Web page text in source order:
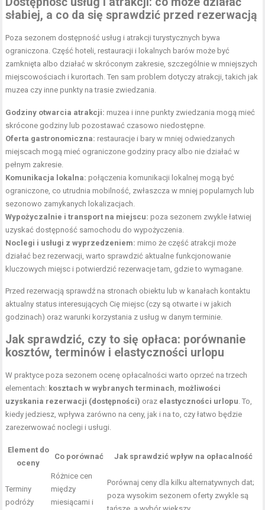
słabiej, a co da się sprawdzić przed rezerwacją
Poza sezonem dostępność usług i atrakcji turystycznych bywa
ograniczona. Część hoteli, restauracji i lokalnych barów może być
zamknięta albo działać w skróconym zakresie, szczególnie w mniejszych
miejscowościach i kurortach. Ten sam problem dotyczy atrakcji, takich jak
muzea czy inne punkty na trasie zwiedzania.
Godziny otwarcia atrakcji: muzea i inne punkty zwiedzania mogą mieć
skrócone godziny lub pozostawać czasowo niedostępne.
Oferta gastronomiczna: restauracje i bary w mniej odwiedzanych
miejscach mogą mieć ograniczone godziny pracy albo nie działać w
pełnym zakresie.
Komunikacja lokalna: połączenia komunikacji lokalnej mogą być
ograniczone, co utrudnia mobilność, zwłaszcza w mniej popularnych lub
sezonowo zamykanych lokalizacjach.
Wypożyczalnie i transport na miejscu: poza sezonem zwykle łatwiej
uzyskać dostępność samochodu do wypożyczenia.
Noclegi i usługi z wyprzedzeniem: mimo że część atrakcji może
działać bez rezerwacji, warto sprawdzić aktualne funkcjonowanie
kluczowych miejsc i potwierdzić rezerwacje tam, gdzie to wymagane.
Przed rezerwacją sprawdź na stronach obiektu lub w kanałach kontaktu
aktualny status interesujących Cię miejsc (czy są otwarte i w jakich
godzinach) oraz warunki korzystania z usług w danym terminie.
Jak sprawdzić, czy to się opłaca: porównanie
kosztów, terminów i elastyczności urlopu
W praktyce poza sezonem ocenę opłacalności warto oprzeć na trzech
elementach: kosztach w wybranych terminach możliwości
uzyskania rezerwacji (dostępności) oraz elastyczności urlopu . To,
kiedy jedziesz, wpływa zarówno na ceny, jak i na to, czy łatwo będzie
zarezerwować noclegi i usługi.
Element do
oceny
Co porównać Jak sprawdzić wpływ na opłacalność
Terminy
podróży
Różnice cen
między
miesiącami i
Porównaj ceny dla kilku alternatywnych dat;
poza wysokim sezonem oferty zwykle są